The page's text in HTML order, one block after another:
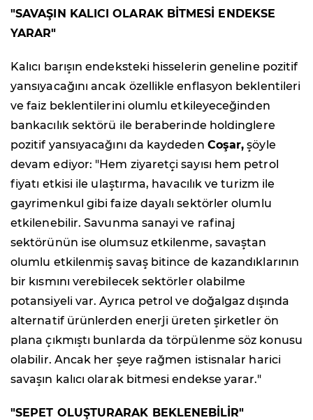
"SAVAŞIN KALICI OLARAK BİTMESİ ENDEKSE
YARAR"
Kalıcı barışın endeksteki hisselerin geneline pozitif
yansıyacağını ancak özellikle enflasyon beklentileri
ve faiz beklentilerini olumlu etkileyeceğinden
bankacılık sektörü ile beraberinde holdinglere
pozitif yansıyacağını da kaydeden Coşar, şöyle
devam ediyor: "Hem ziyaretçi sayısı hem petrol
fiyatı etkisi ile ulaştırma, havacılık ve turizm ile
gayrimenkul gibi faize dayalı sektörler olumlu
etkilenebilir. Savunma sanayi ve rafinaj
sektörünün ise olumsuz etkilenme, savaştan
olumlu etkilenmiş savaş bitince de kazandıklarının
bir kısmını verebilecek sektörler olabilme
potansiyeli var. Ayrıca petrol ve doğalgaz dışında
alternatif ürünlerden enerji üreten şirketler ön
plana çıkmıştı bunlarda da törpülenme söz konusu
olabilir. Ancak her şeye rağmen istisnalar harici
savaşın kalıcı olarak bitmesi endekse yarar."
"SEPET OLUŞTURARAK BEKLENEBİLİR"